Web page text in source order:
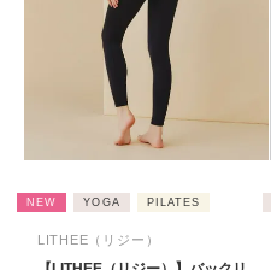
NEW YOGA PILATES
LITHEE（リジー）